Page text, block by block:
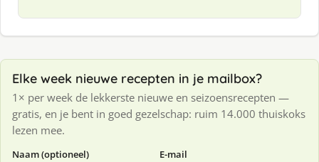
Elke week nieuwe recepten in je mailbox?
1× per week de lekkerste nieuwe en seizoensrecepten —
gratis, en je bent in goed gezelschap: ruim 14.000 thuiskoks
lezen mee.
Naam (optioneel) E-mail